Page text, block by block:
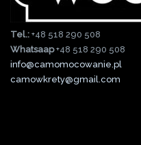
Tel.: +48 518 290 508
Whatsaap+48 518 290 508
info@camomocowanie.pl
camowkrety@gmail.com